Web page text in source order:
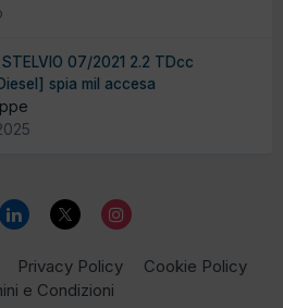
STELVIO 07/2021 2.2 TDcc
spia mil accesa
Privacy Policy
Cookie Policy
e Condizioni